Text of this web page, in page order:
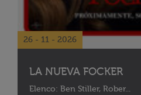
26 - 11 - 2026
LA NUEVA FOCKER
Elenco: Ben Stiller, Rober...